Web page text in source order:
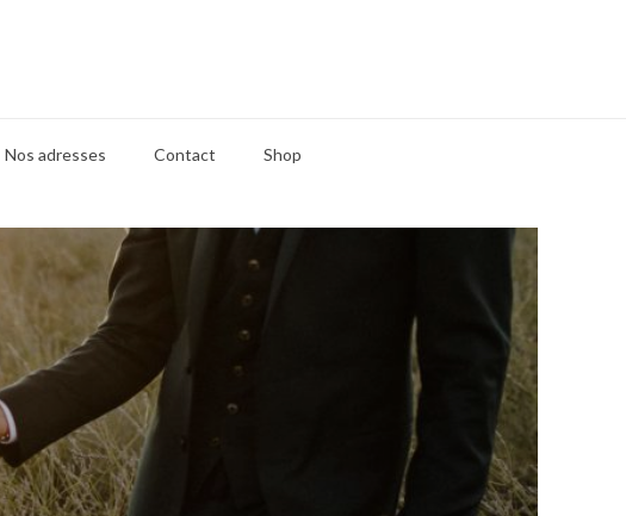
Nos adresses Contact Shop